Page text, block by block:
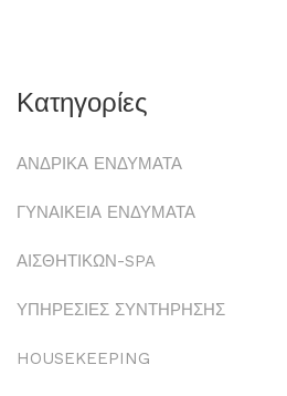
Κατηγορίες
ΑΝΔΡΙΚΑ ΕΝΔΥΜΑΤΑ
ΓΥΝΑΙΚΕΙΑ ΕΝΔΥΜΑΤΑ
ΑΙΣΘΗΤΙΚΩΝ-SPA
ΥΠΗΡΕΣΙΕΣ ΣΥΝΤΗΡΗΣΗΣ
HOUSEKEEPING